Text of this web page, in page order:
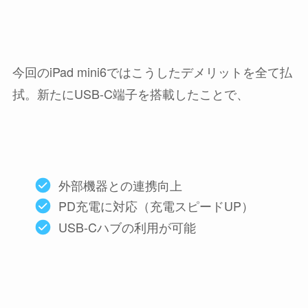
今回のiPad mini6ではこうしたデメリットを全て払
拭。新たにUSB-C端子を搭載したことで、
外部機器との連携向上
PD充電に対応（充電スピードUP）
USB-Cハブの利用が可能